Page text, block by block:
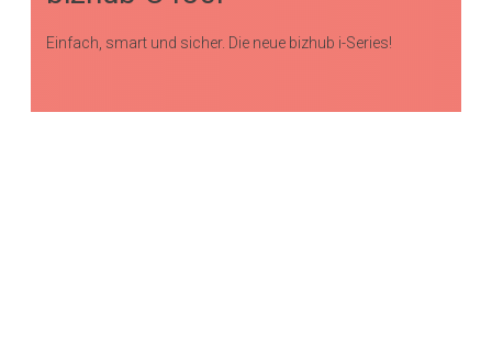
Einfach, smart und sicher. Die neue bizhub i-Series!